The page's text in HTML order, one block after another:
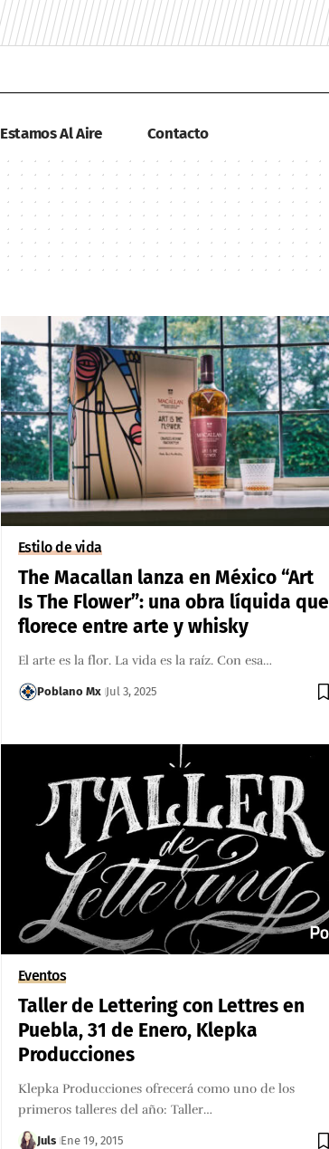
Estamos Al Aire Contacto
Estilo de vida
The Macallan lanza en México “Art
Is The Flower”: una obra líquida que
florece entre arte y whisky
El arte es la flor. La vida es la raíz. Con esa…
Poblano Mx Jul 3, 2025
Eventos
Taller de Lettering con Lettres en
Puebla, 31 de Enero, Klepka
Producciones
Klepka Producciones ofrecerá como uno de los
primeros talleres del año: Taller…
Juls Ene 19, 2015